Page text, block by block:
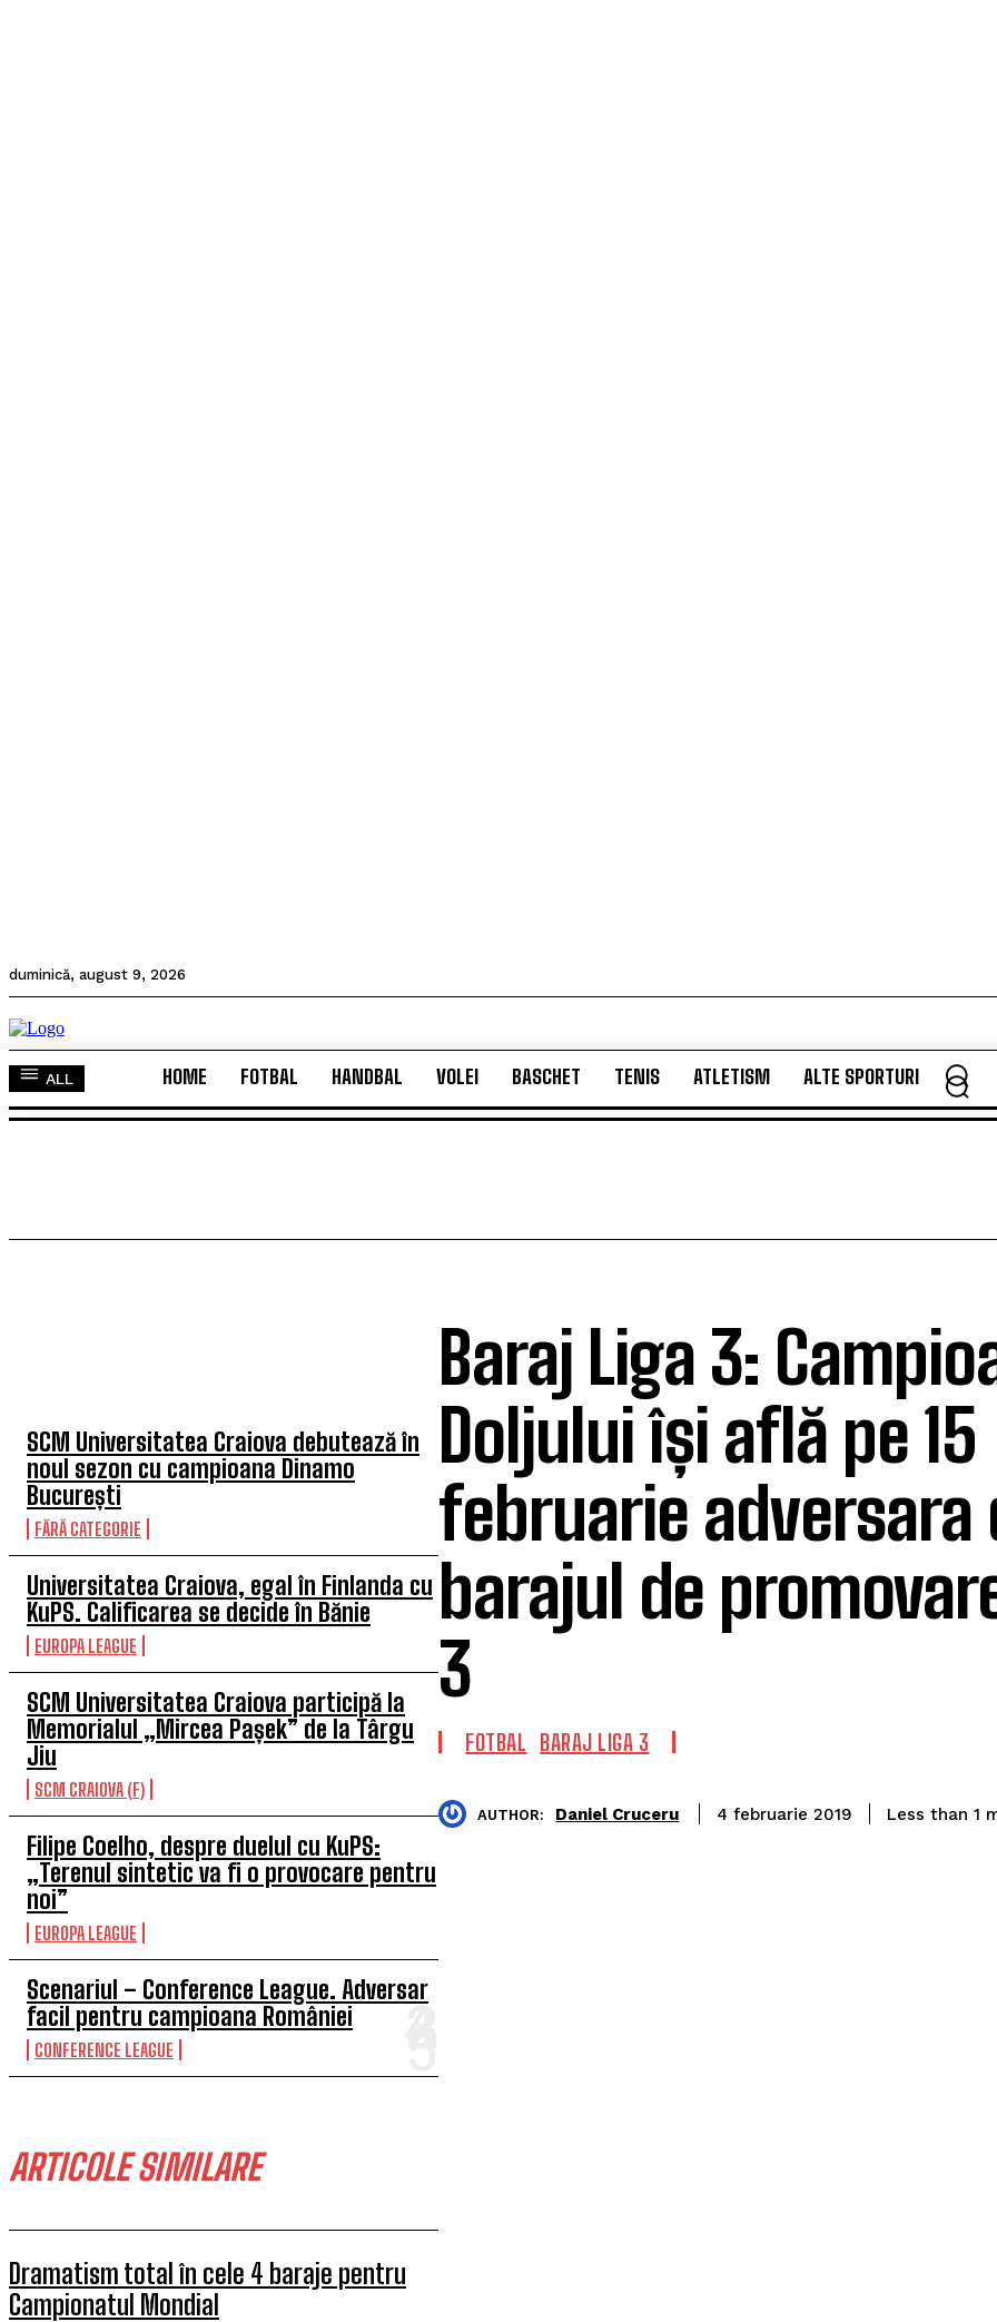
duminică, august 9, 2026
ALL HOME FOTBAL HANDBAL VOLEI BASCHET TENIS ATLETISM ALTE SPORTURI
ALL HOME FOTBAL HANDBAL VOLEI BASCHET TENIS ATLETISM ALTE SPORTURI
SCM Universitatea Craiova debutează în
noul sezon cu campioana Dinamo
București
FĂRĂ CATEGORIE
Universitatea Craiova, egal în Finlanda cu
KuPS. Calificarea se decide în Bănie
EUROPA LEAGUE
SCM Universitatea Craiova participă la
Memorialul „Mircea Pașek” de la Târgu
Jiu
SCM CRAIOVA (F)
Filipe Coelho, despre duelul cu KuPS:
„Terenul sintetic va fi o provocare pentru
noi”
EUROPA LEAGUE
Scenariul – Conference League. Adversar
facil pentru campioana României
CONFERENCE LEAGUE
ARTICOLE SIMILARE
Dramatism total în cele 4 baraje pentru
Campionatul Mondial
Baraj Liga 3:
Doljului își află pe 15
februarie adversara
barajul de
3
FOTBAL BARAJ LIGA 3
AUTHOR: Daniel Cruceru 4 februarie 2019 Less than 1